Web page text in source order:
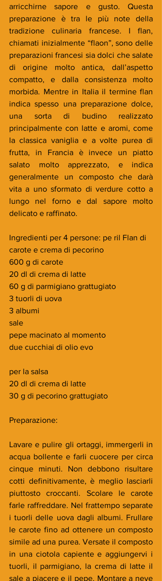
arricchirne sapore e gusto. Questa
preparazione è tra le più note della
tradizione culinaria francese. I flan,
chiamati inizialmente “flaon”, sono delle
preparazioni francesi sia dolci che salate
di origine molto antica, dall’aspetto
compatto, e dalla consistenza molto
morbida. Mentre in Italia il termine flan
indica spesso una preparazione dolce,
una sorta di budino realizzato
principalmente con latte e aromi, come
la classica vaniglia e a volte purea di
frutta, in Francia è invece un piatto
salato molto apprezzato, e indica
generalmente un composto che darà
vita a uno sformato di verdure cotto a
lungo nel forno e dal sapore molto
delicato e raffinato.
Ingredienti per 4 persone: pe ril Flan di
carote e crema di pecorino
600 g di carote
20 dl di crema di latte
60 g di parmigiano grattugiato
3 tuorli di uova
3 albumi
sale
pepe macinato al momento
due cucchiai di olio evo
per la salsa
20 dl di crema di latte
30 g di pecorino grattugiato
Preparazione:
Lavare e pulire gli ortaggi, immergerli in
acqua bollente e farli cuocere per circa
cinque minuti. Non debbono risultare
cotti definitivamente, è meglio lasciarli
piuttosto croccanti. Scolare le carote
farle raffreddare. Nel frattempo separate
i tuorli delle uova dagli albumi. Frullare
le carote fino ad ottenere un composto
simile ad una purea. Versate il composto
in una ciotola capiente e aggiungervi i
tuorli, il parmigiano, la crema di latte il
sale a piacere e il pepe. Montare a neve